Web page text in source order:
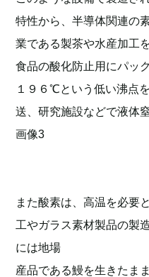
特性から、半導体関連の
業である製茶や水産加工
食品の酸化防止用にパッ
１９６℃という低い沸点
送、研究施設などで液
画像3
また酸素は、高温を必要
工やガラス素材製品の製
には地場
産品である鰻を生きたま